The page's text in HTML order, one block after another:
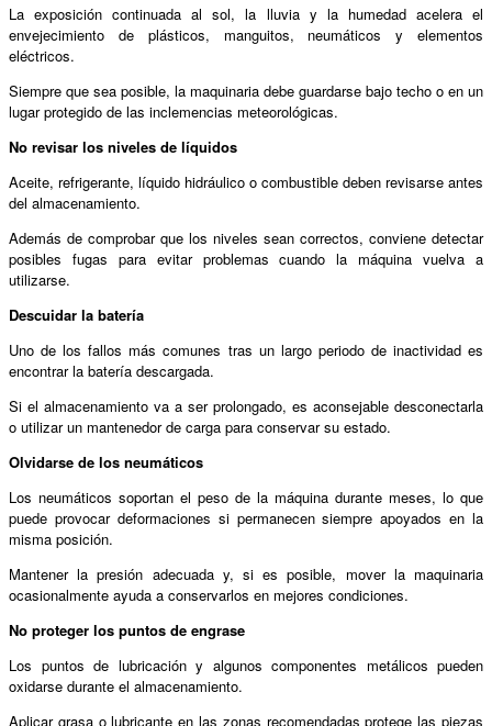
La exposición continuada al sol, la lluvia y la humedad acelera el
envejecimiento de plásticos, manguitos, neumáticos y elementos
eléctricos.
Siempre que sea posible, la maquinaria debe guardarse bajo techo o en un
lugar protegido de las inclemencias meteorológicas.
No revisar los niveles de líquidos
Aceite, refrigerante, líquido hidráulico o combustible deben revisarse antes
del almacenamiento.
Además de comprobar que los niveles sean correctos, conviene detectar
posibles fugas para evitar problemas cuando la máquina vuelva a
utilizarse.
Descuidar la batería
Uno de los fallos más comunes tras un largo periodo de inactividad es
encontrar la batería descargada.
Si el almacenamiento va a ser prolongado, es aconsejable desconectarla
o utilizar un mantenedor de carga para conservar su estado.
Olvidarse de los neumáticos
Los neumáticos soportan el peso de la máquina durante meses, lo que
puede provocar deformaciones si permanecen siempre apoyados en la
misma posición.
Mantener la presión adecuada y, si es posible, mover la maquinaria
ocasionalmente ayuda a conservarlos en mejores condiciones.
No proteger los puntos de engrase
Los puntos de lubricación y algunos componentes metálicos pueden
oxidarse durante el almacenamiento.
Aplicar grasa o lubricante en las zonas recomendadas protege las piezas